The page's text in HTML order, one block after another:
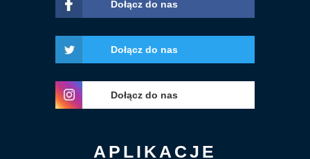
Dołącz do nas
Dołącz do nas
Dołącz do nas
APLIKACJE